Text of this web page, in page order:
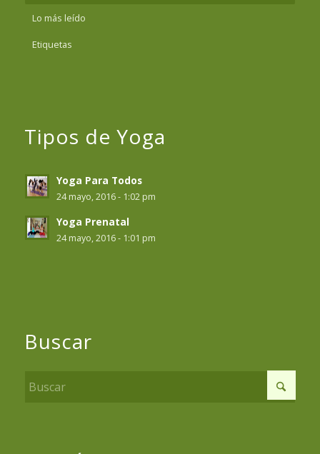
Lo más leído
Etiquetas
Tipos de Yoga
Yoga Para Todos
24 mayo, 2016 - 1:02 pm
Yoga Prenatal
24 mayo, 2016 - 1:01 pm
Buscar